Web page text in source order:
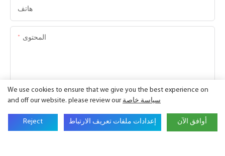
هاتف
المحتوى
We use cookies to ensure that we give you the best experience on
and off our website. please review our سياسة خاصة
Reject إعدادات ملفات تعريف الارتباط أوافق الآن